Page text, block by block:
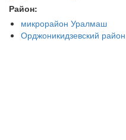
Район:
микрорайон Уралмаш
Орджоникидзевский район